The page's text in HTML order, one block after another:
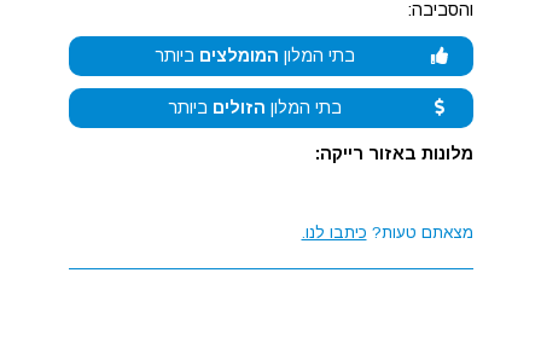
והסביבה:
בתי המלון המומלצים ביותר
בתי המלון הזולים ביותר
מלונות באזור רייקה:
מצאתם טעות? כיתבו לנו.